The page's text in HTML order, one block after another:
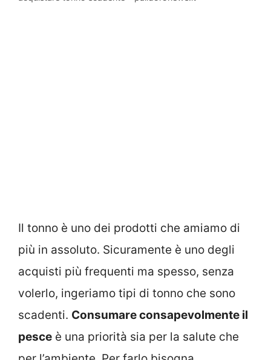
Il tonno è uno dei prodotti che amiamo di
più in assoluto. Sicuramente è uno degli
acquisti più frequenti ma spesso, senza
volerlo, ingeriamo tipi di tonno che sono
scadenti. Consumare consapevolmente il
pesce è una priorità sia per la salute che